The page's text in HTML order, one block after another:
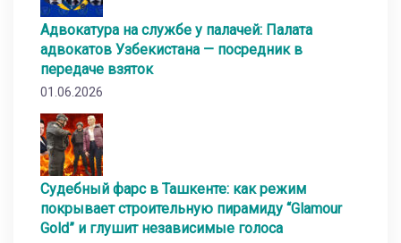
Адвокатура на службе у палачей: Палата
адвокатов Узбекистана — посредник в
передаче взяток
01.06.2026
Судебный фарс в Ташкенте: как режим
покрывает строительную пирамиду “Glamour
Gold” и глушит независимые голоса